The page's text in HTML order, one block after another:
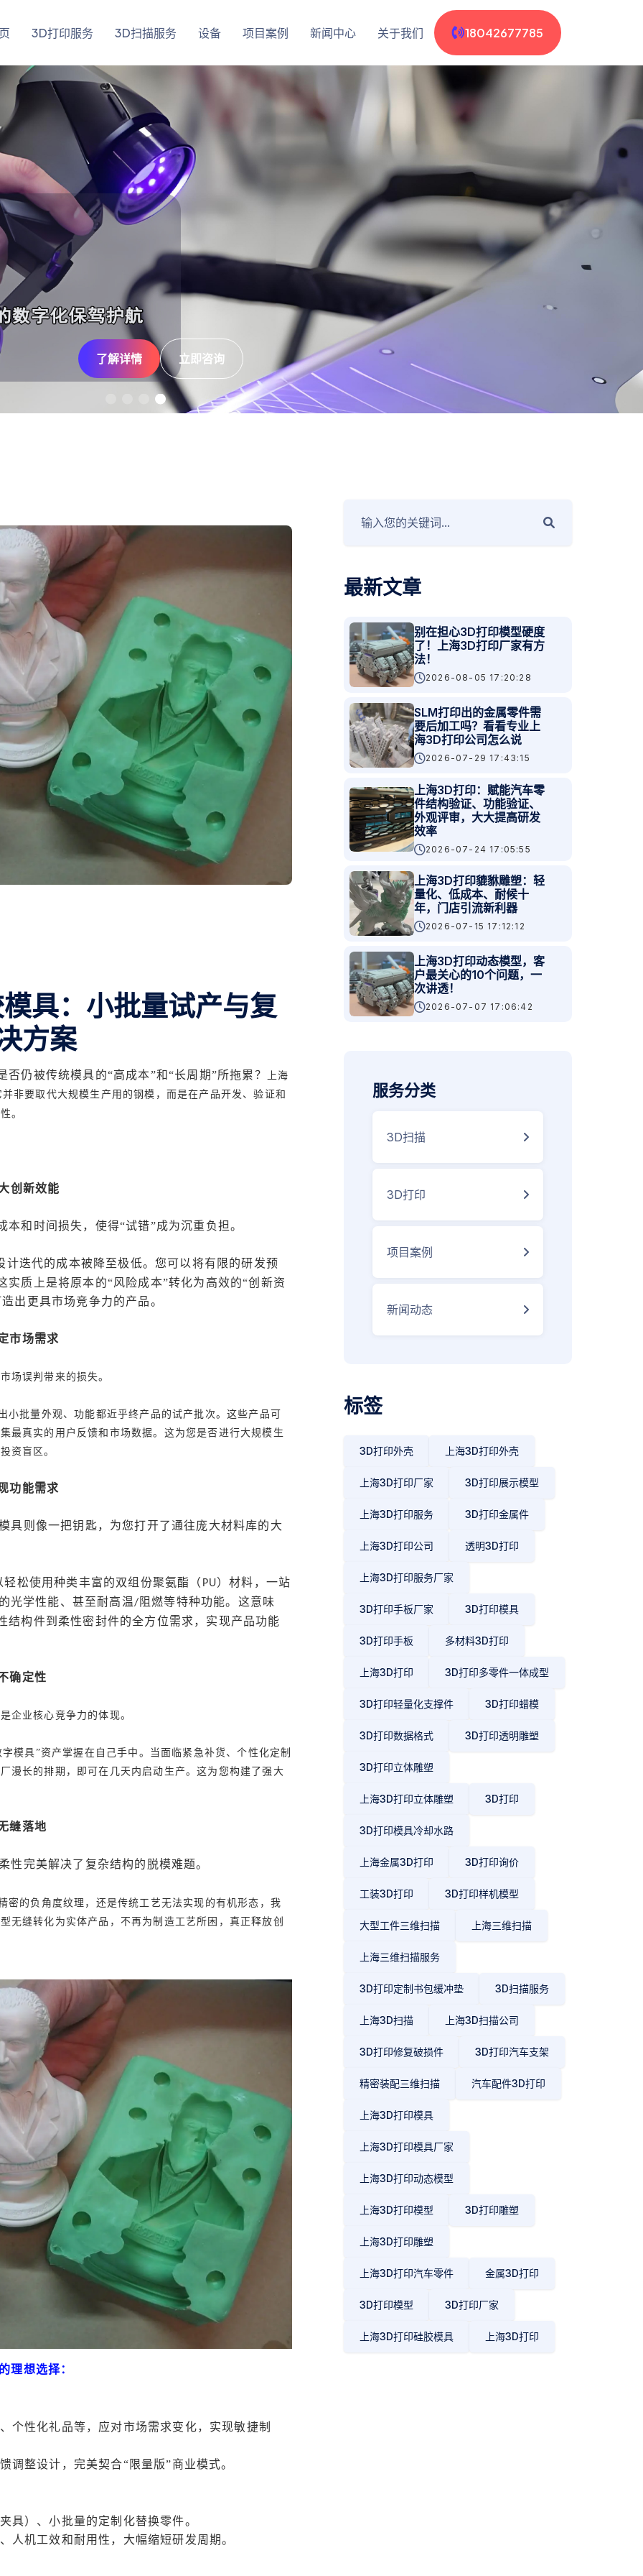
3D打印服务 3D扫描服务 设备 项目案例 新闻中心 关于我们 18042677785
了解详情 立即咨询
了解详情 立即咨询
了解详情 立即咨询
了解详情 立即咨询
了解详情 立即咨询
了解详情 立即咨询
具：小批量试产与复
方案
仍被传统模具的“高成本”和“长周期”所拖累？
上海
非要取代大规模生产用的钢模，而是在产品开发、验证和
。
创新效能
本和时间损失，使得“试错”成为沉重负担。
计迭代的成本被降至极低。您可以将有限的研发预
质上是将原本的“风险成本”转化为高效的“创新资
出更具市场竞争力的产品。
市场需求
场误判带来的损失。
小批量外观、功能都近乎终产品的试产批次。这些产品可
最真实的用户反馈和市场数据。这为您是否进行大规模生
资盲区。
功能需求
具则像一把钥匙，为您打开了通往庞大材料库的大
松使用种类丰富的双组份聚氨酯（ PU）材料，一站
光学性能、甚至耐高温/ 阻燃等特种功能。这意味
结构件到柔性密封件的全方位需求，实现产品功能
确定性
企业核心竞争力的体现。
模具”资产掌握在自己手中。当面临紧急补货、个性化定制
漫长的排期，即可在几天内启动生产。这为您构建了强大
缝落地
性完美解决了复杂结构的脱模难题。
密的负角度纹理，还是传统工艺无法实现的有机形态，我
无缝转化为实体产品，不再为制造工艺所困，真正释放创
理想选择：
个性化礼品等，应对市场需求变化，实现敏捷制
调整设计，完美契合“限量版”商业模式。
具）、小批量的定制化替换零件。
人机工效和耐用性，大幅缩短研发周期。
最新文章
别在担心3D打印模型硬度
了！上海3D打印厂家有方
法！
2026-08-05 17:20:28
SLM打印出的金属零件需
要后加工吗？看看专业上
海3D打印公司怎么说
2026-07-29 17:43:15
上海3D打印：赋能汽车零
件结构验证、功能验证、
外观评审，大大提高研发
效率
2026-07-24 17:05:55
上海3D打印貔貅雕塑：轻
量化、低成本、耐候十
年，门店引流新利器
2026-07-15 17:12:12
上海3D打印动态模型，客
户最关心的10个问题，一
次讲透！
2026-07-07 17:06:42
服务分类
3D扫描
3D打印
项目案例
新闻动态
标签
3D打印外壳 上海3D打印外壳
上海3D打印厂家 3D打印展示模型
上海3D打印服务 3D打印金属件
上海3D打印公司 透明3D打印
上海3D打印服务厂家
3D打印手板厂家 3D打印模具
3D打印手板 多材料3D打印
上海3D打印 3D打印多零件一体成型
3D打印轻量化支撑件 3D打印蜡模
3D打印数据格式 3D打印透明雕塑
3D打印立体雕塑
上海3D打印立体雕塑 3D打印
3D打印模具冷却水路
上海金属3D打印 3D打印询价
工装3D打印 3D打印样机模型
大型工件三维扫描 上海三维扫描
上海三维扫描服务
3D打印定制书包缓冲垫 3D扫描服务
上海3D扫描 上海3D扫描公司
3D打印修复破损件 3D打印汽车支架
精密装配三维扫描 汽车配件3D打印
上海3D打印模具
上海3D打印模具厂家
上海3D打印动态模型
上海3D打印模型 3D打印雕塑
上海3D打印雕塑
上海3D打印汽车零件 金属3D打印
3D打印模型 3D打印厂家
上海3D打印硅胶模具 上海3D打印